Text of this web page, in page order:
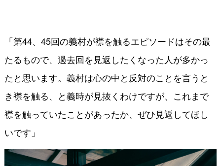
「第44、45回の義村が襟を触るエピソードはその最
たるもので、過去回を見返したくなった人が多かっ
たと思います。義村は心の中と反対のことを言うと
き襟を触る、と義時が見抜くわけですが、これまで
襟を触っていたことがあったか、ぜひ見返してほし
いです」